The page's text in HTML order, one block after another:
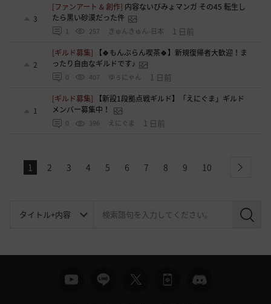
3
[ファンアート & 創作] 内容ないびみょマンガ その45 転生し
たら黒い砂漠だった件
1 257 きゅんきゅん-日本 1 日前
2
[ギルド募集]
【🍀もんぶらん喫茶🍀】新規復帰者大歓迎！ま
ったり自由なギルドです♪
0 407 ゆぅにゃん 1 日前
1
[ギルド募集]
【新設1段拠点戦ギルド】「えにぐま」ギルド
メンバー募集中！
0 396 えにぐま 1 日前
1 2 3 4 5 6 7 8 9 10 next
検